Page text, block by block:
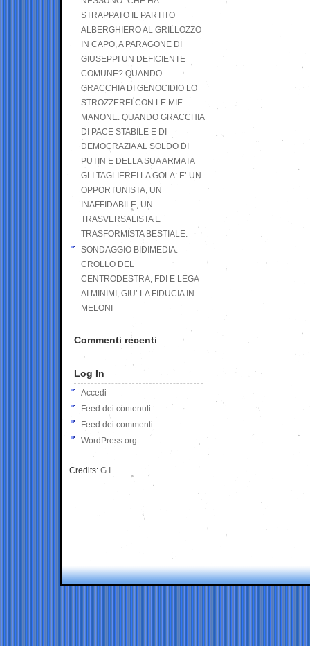
STRAPPATO IL PARTITO
ALBERGHIERO AL GRILLOZZO
IN CAPO, A PARAGONE DI
GIUSEPPI UN DEFICIENTE
COMUNE? QUANDO
GRACCHIA DI GENOCIDIO LO
STROZZEREI CON LE MIE
MANONE. QUANDO GRACCHIA
DI PACE STABILE E DI
DEMOCRAZIA AL SOLDO DI
PUTIN E DELLA SUA ARMATA
GLI TAGLIEREI LA GOLA: E’ UN
OPPORTUNISTA, UN
INAFFIDABILE, UN
TRASVERSALISTA E
TRASFORMISTA BESTIALE.
SONDAGGIO BIDIMEDIA:
CROLLO DEL
CENTRODESTRA, FDI E LEGA
AI MINIMI, GIU’ LA FIDUCIA IN
MELONI
Commenti recenti
Log In
Accedi
Feed dei contenuti
Feed dei commenti
WordPress.org
Credits: G.I